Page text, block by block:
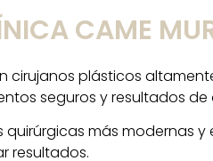
CAME
cirujanos plásticos
seguros y resultados
quirúrgicas más modernas
resultados.